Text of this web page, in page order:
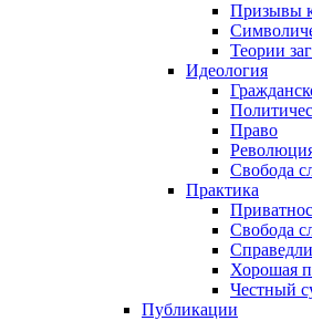
Призывы к
Теории
Идеология
Право
Свобода
Практика
Свобода
Хорошая
Честный
Публикации